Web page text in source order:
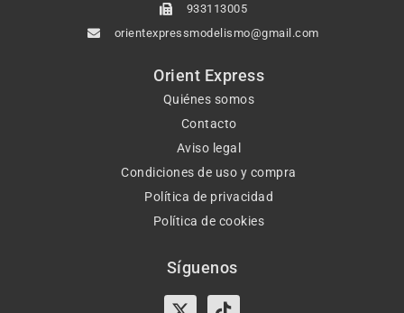
933113005
orientexpressmodelismo@gmail.com
Orient Express
Quiénes somos
Contacto
Aviso legal
Condiciones de uso y compra
Política de privacidad
Política de cookies
Síguenos
X-
Tiktok
InstagramFacebook